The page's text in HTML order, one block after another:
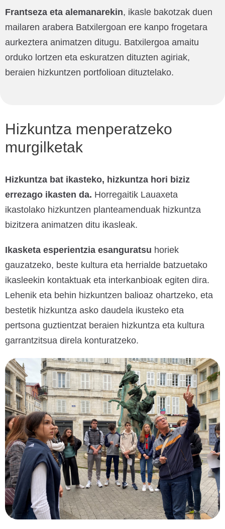
Frantseza eta alemanarekin, ikasle bakotzak duen
mailaren arabera Batxilergoan ere kanpo frogetara
aurkeztera animatzen ditugu. Batxilergoa amaitu
orduko lortzen eta eskuratzen dituzten agiriak,
beraien hizkuntzen portfolioan dituztelako.
Hizkuntza menperatzeko
murgilketak
Hizkuntza bat ikasteko, hizkuntza hori biziz
errezago ikasten da. Horregaitik Lauaxeta
ikastolako hizkuntzen planteamenduak hizkuntza
bizitzera animatzen ditu ikasleak.
Ikasketa esperientzia esanguratsu horiek
gauzatzeko, beste kultura eta herrialde batzuetako
ikasleekin kontaktuak eta interkanbioak egiten dira.
Lehenik eta behin hizkuntzen balioaz ohartzeko, eta
bestetik hizkuntza asko daudela ikusteko eta
pertsona guztientzat beraien hizkuntza eta kultura
garrantzitsua direla konturatzeko.